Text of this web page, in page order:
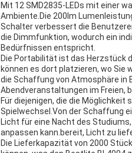
Mit 12 SMD2835-LEDs mit einer
Ambiente.Die 200lm
Schalter verbessert die
die Dimmfunktion, wodurch ein
Bedürfnissen entspricht.
Die Portabilität ist das Herzstück
können es dort platzieren, wo Sie
die Schaffung von Atmosphäre in
Abendveranstaltungen im Freien,
Für diejenigen, die die
Spielwechsel.Von der Schaffung
Licht für eine Nacht des
anpassen kann.bereit, Licht zu
Die Lieferkapazität von 2000